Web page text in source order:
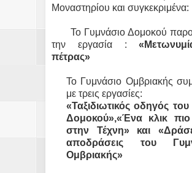
Μοναστηρίου και συγκεκριμένα:
Το Γυμνάσιο Δομοκού
την εργασία :
πέτρας»
Το Γυμνάσιο Ομβριακής
με τρεις εργασίες:
«Ταξιδιωτικός οδηγός
Δομοκού»,«Ένα κλικ
στην Τέχνη» και
αποδράσεις του
Ομβριακής»